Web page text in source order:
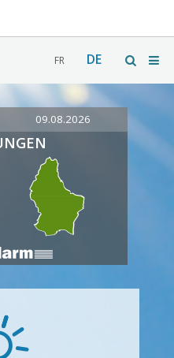
FR DE
09.08.2026